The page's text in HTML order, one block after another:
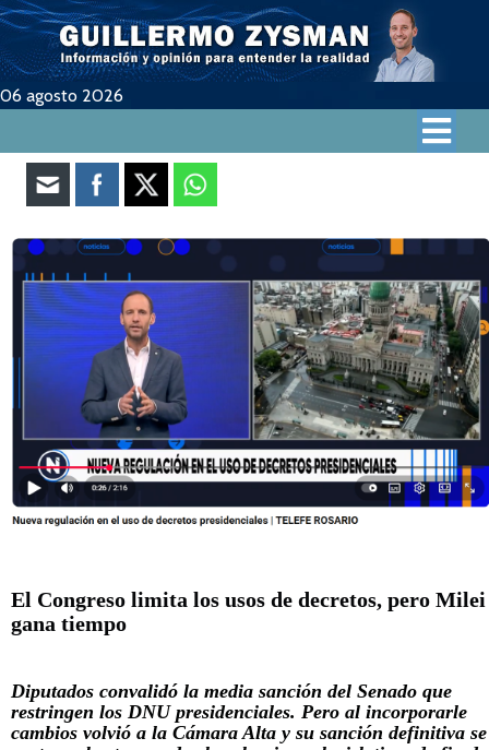
06 agosto 2026
El Congreso limita los usos de decretos, pero Milei
gana tiempo
Diputados convalidó la media sanción del Senado que
restringen los DNU presidenciales. Pero al incorporarle
cambios volvió a la Cámara Alta y su sanción definitiva se